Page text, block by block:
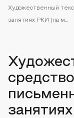
Художественный
занятиях РКИ (на м...